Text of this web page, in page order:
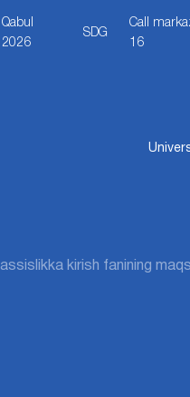
Qabul
2026
SDG
Call
16
kirish fanining